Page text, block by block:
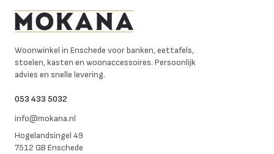
Woonwinkel in Enschede voor banken, eettafels,
stoelen, kasten en woonaccessoires. Persoonlijk
advies en snelle levering.
053 433 5032
info@mokana.nl
Hogelandsingel 49
7512 GB Enschede